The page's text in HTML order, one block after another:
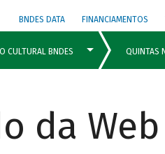
BNDES DATA FINANCIAMENTOS
da Web